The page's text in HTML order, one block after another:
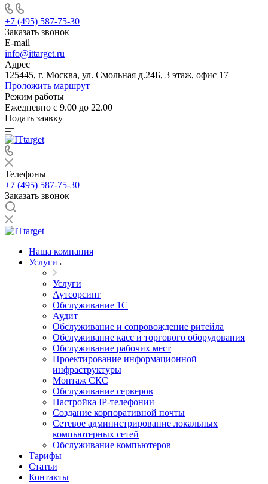
+7 (495) 587-75-30
Заказать звонок
E-mail
info@ittarget.ru
Адрес
125445, г. Москва, ул. Смольная д.24Б, 3 этаж, офис 17
Проложить маршрут
Режим работы
Ежедневно с 9.00 до 22.00
Подать заявку
Телефоны
+7 (495) 587-75-30
Заказать звонок
Наша компания
Услуги
Услуги
Аутсорсинг
Обслуживание 1С
Аудит
Обслуживание и сопровождение ритейла
Обслуживание касс и торгового оборудования
Обслуживание рабочих мест
Проектирование информационной
инфраструктуры
Монтаж СКС
Обслуживание серверов
Настройка IP-телефонии
Создание корпоративной почты
Сетевое администрирование локальных
компьютерных сетей
Обслуживание компьютеров
Тарифы
Статьи
Контакты